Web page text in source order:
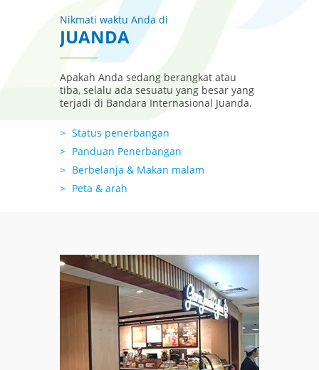
Nikmati waktu Anda di
JUANDA
Apakah Anda sedang berangkat atau
tiba, selalu ada sesuatu yang besar yang
terjadi di Bandara Internasional Juanda.
Status penerbangan
Panduan Penerbangan
Berbelanja & Makan malam
Peta & arah